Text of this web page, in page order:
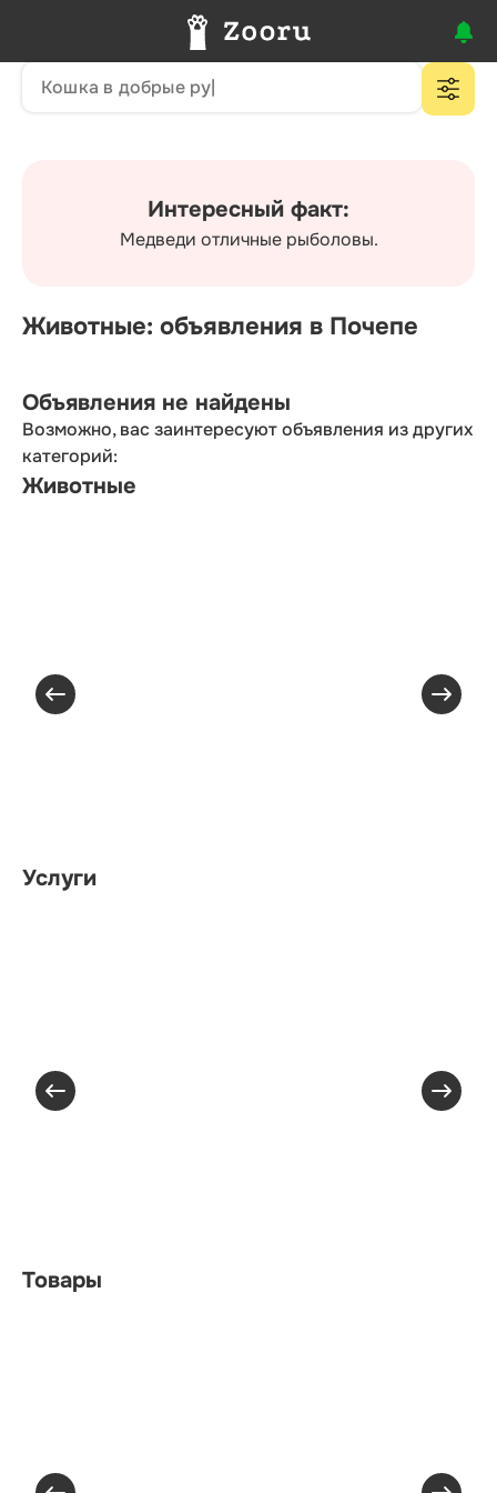
Интересный факт:
Медведи отличные рыболовы.
Животные: объявления в Почепе
Объявления не найдены
Возможно, вас заинтересуют объявления из других
категорий:
Животные
Услуги
Товары